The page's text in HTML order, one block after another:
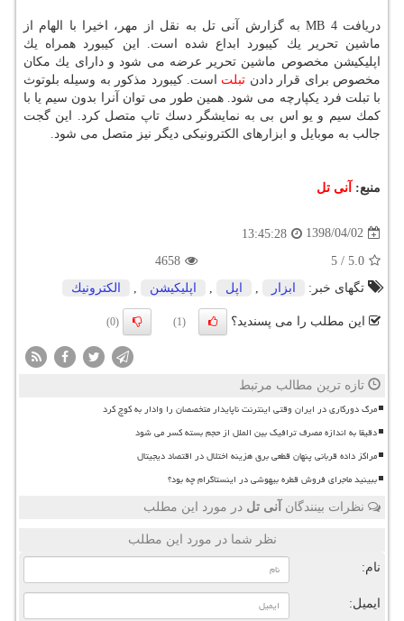
دریافت 4 MB به گزارش آنی تل به نقل از مهر، اخیرا با الهام از
ماشین تحریر یك كیبورد ابداع شده است. این كیبورد همراه یك
اپلیكیشن مخصوص ماشین تحریر عرضه می شود و دارای یك مكان
مخصوص برای قرار دادن تبلت است. كیبورد مذكور به وسیله بلوتوث
با تبلت فرد یكپارچه می شود. همین طور می توان آنرا بدون سیم یا با
كمك سیم و یو اس بی به نمایشگر دسك تاپ متصل كرد. این گجت
جالب به موبایل و ابزارهای الكترونیكی دیگر نیز متصل می شود.
منبع: آنی تل
1398/04/02
13:45:28
5.0
/
5
4658
تگهای خبر:
ابزار اپل اپلیكیشن الكترونیك
این مطلب را می پسندید؟ (1)
(0)
تازه ترین مطالب مرتبط
مرگ دورکاری در ایران وقتی اینترنت ناپایدار متخصصان را وادار به کوچ کرد
دقیقا به اندازه مصرف ترافیک بین الملل از حجم بسته کسر می شود
مراکز داده قربانی پنهان قطعی برق هزینه اختلال در اقتصاد دیجیتال
ببینید ماجرای فروش قطره بیهوشی در اینستاگرام چه بود؟
نظرات بینندگان آنی تل در مورد این مطلب
نظر شما در مورد این مطلب
نام:
ایمیل: